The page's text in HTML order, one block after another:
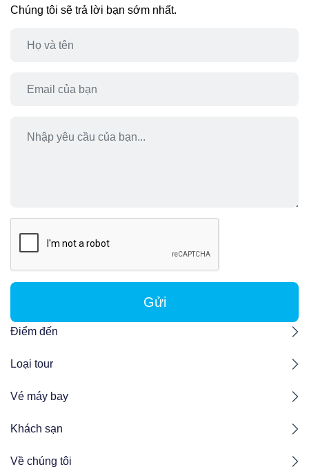
Chúng tôi sẽ trả lời bạn sớm nhất.
Gửi
Điểm đến
Loại tour
Vé máy bay
Khách sạn
Về chúng tôi